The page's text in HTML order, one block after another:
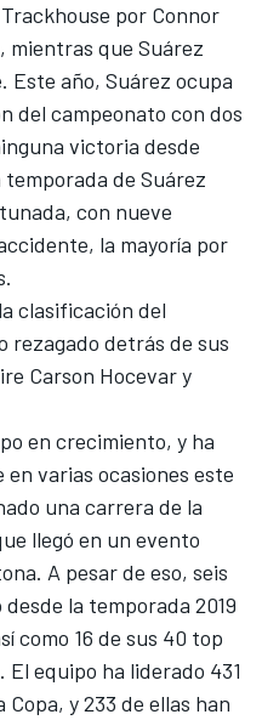
por Connor
mientras que Suárez
Este año, Suárez ocupa
del campeonato con dos
victoria desde
de Suárez
con nueve
la mayoría por
clasificación del
rezagado detrás de sus
Carson Hocevary
en crecimiento, y ha
varias ocasiones este
una carrera de la
llegó en un evento
A pesar de eso, seis
la temporada 2019
como 16 de sus 40 top
equipo ha liderado 431
y 233 de ellas han